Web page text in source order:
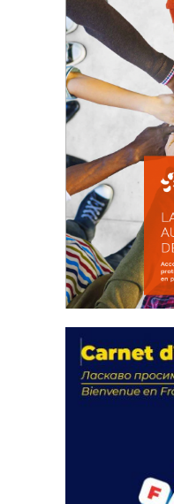
FEUILLETER
actions
18 septembre 2023
FEUILLETER